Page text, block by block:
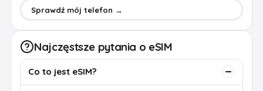
Sprawdź mój telefon →
Najczęstsze pytania o eSIM
Co to jest eSIM?